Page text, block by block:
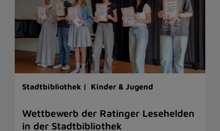
Stadtbibliothek | Kinder & Jugend
Wettbewerb der Ratinger Lesehelden
in der Stadtbibliothek